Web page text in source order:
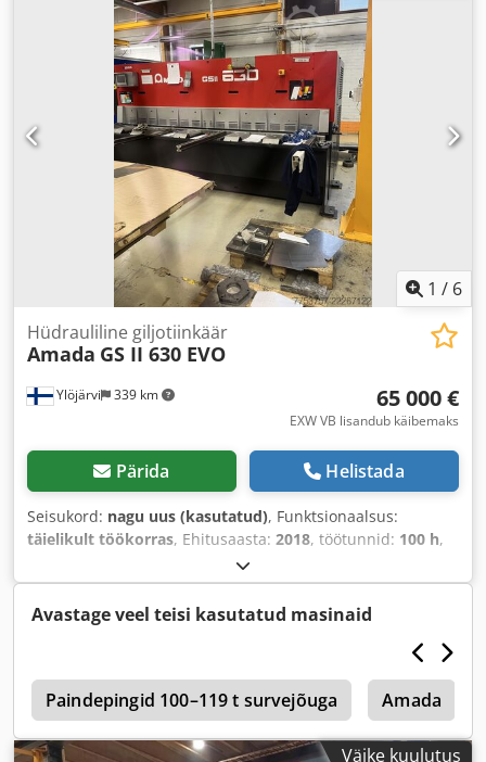
1 / 6
Ylöjärvi 339 km
Hüdrauliline giljotiinkäär
Amada GS II 630 EVO
65 000 €
EXW VB lisandub käibemaks
Pärida Helistada
Seisukord: nagu uus (kasutatud), Funktsionaalsus:
täielikult töökorras, Ehitusaasta: 2018, töötunnid: 100 h,
,
Avastage veel teisi kasutatud masinaid
Paindepingid 100–119 t survejõuga Amada
Väike kuulutus